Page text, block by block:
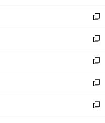
開
く
ウ
で
開
く
ン
ド
ウ
で
開
く
ウ
ィ
ン
ド
ウ
で
開
く
新
し
い
ウ
ィ
ン
ド
ウ
で
開
新
し
い
ウ
ィ
ン
ド
ウ
新
し
い
ウ
ィ
ン
新
し
い
ウ
新
し